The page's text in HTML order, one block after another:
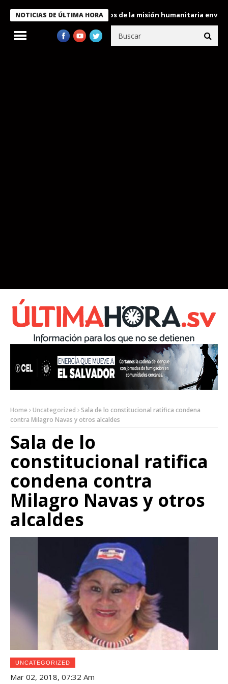
NOTICIAS DE ÚLTIMA HORA
condecora a miembros de la misión humanitaria enviada a
Home Uncategorized
Sala de lo constitucional ratifica condena
contra Milagro Navas y otros alcaldes
Sala de lo
constitucional ratifica
condena contra
Milagro Navas y otros
alcaldes
UNCATEGORIZED
Mar 02, 2018, 07:32 Am